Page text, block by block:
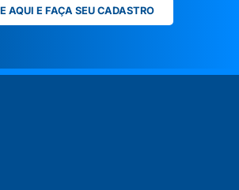
AQUI E FAÇA SEU CADASTRO